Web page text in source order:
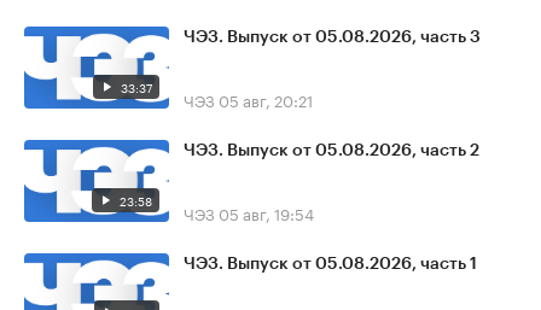
33:37
ЧЭЗ. Выпуск от 05.08.2026, часть 3
ЧЭЗ 05 авг, 20:21
23:58
ЧЭЗ. Выпуск от 05.08.2026, часть 2
ЧЭЗ 05 авг, 19:54
ЧЭЗ. Выпуск от 05.08.2026, часть 1